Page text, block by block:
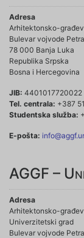
Adresa
Arhitektonsko-
Bulevar vojvode
78 000 Banja Luka
Republika Srpska
Bosna i Hercegovina
JIB: 4401017720022
Tel. centrala: +387
Studentska služba:
E-pošta:
AGGF –
Adresa
Arhitektonsko-
Univerzitetski grad
Bulevar vojvode